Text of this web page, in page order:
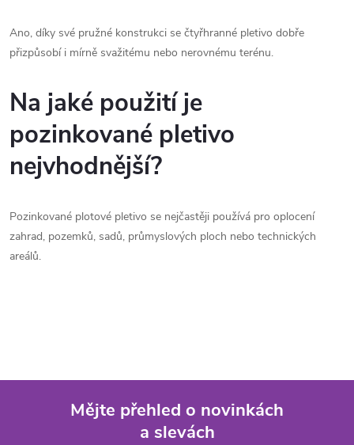
Ano, díky své pružné konstrukci se čtyřhranné pletivo dobře
přizpůsobí i mírně svažitému nebo nerovnému terénu.
Na jaké použití je
pozinkované pletivo
nejvhodnější?
Pozinkované plotové pletivo se nejčastěji používá pro oplocení
zahrad, pozemků, sadů, průmyslových ploch nebo technických
areálů.
Mějte přehled o novinkách
a slevách